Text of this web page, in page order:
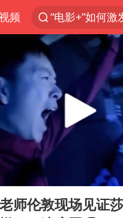
频
台风白海豚中
向鹏0-3不敌张
“新疆阿勒泰
刘国正说向鹏
师伦敦现场见证